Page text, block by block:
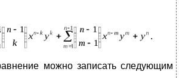
.
можно записать следующим